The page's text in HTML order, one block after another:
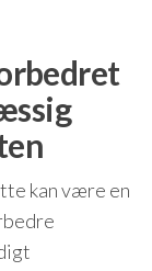
kan være en